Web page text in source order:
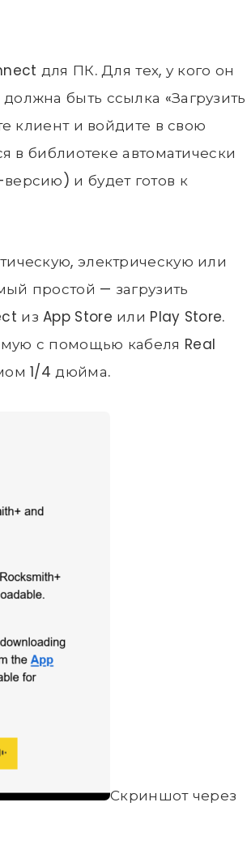
для ПК. Для тех, у кого он
быть ссылка «Загрузить
клиент и войдите в свою
в библиотеке автоматически
и будет готов к
электрическую или
простой — загрузить
из App Store или Play Store.
с помощью кабеля Real
1/4 дюйма.
Скриншот через